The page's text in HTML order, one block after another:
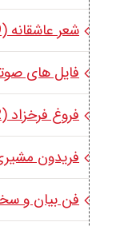
شعر عاشقانه (9)
فایل های صوتی (5)
فروغ فرخزاد (2)
فریدون مشیری (1)
فن بیان و سخنرانی (30)